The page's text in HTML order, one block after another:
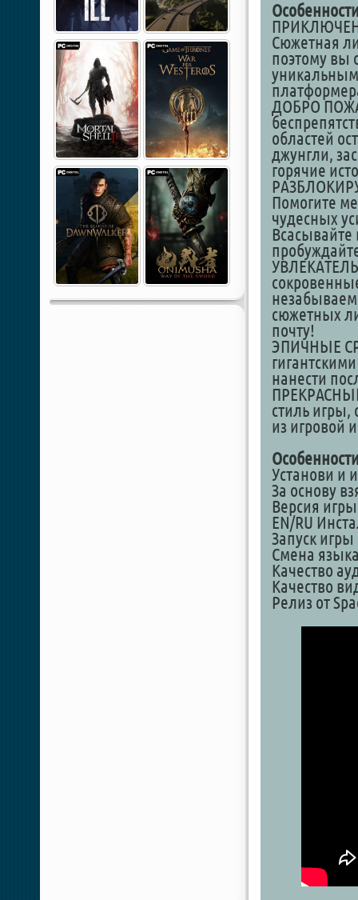
Сюжетная
поэтому вы
ДОБРО
областей
джунгли,
горячие
Помогите
чудесных
сюжетных
почту!
ЭПИЧНЫЕ
нанести
стиль
из игровой
Установи и
За основу
Версия
EN/RU
Запуск игры
Смена
Качество
Качество
Релиз от